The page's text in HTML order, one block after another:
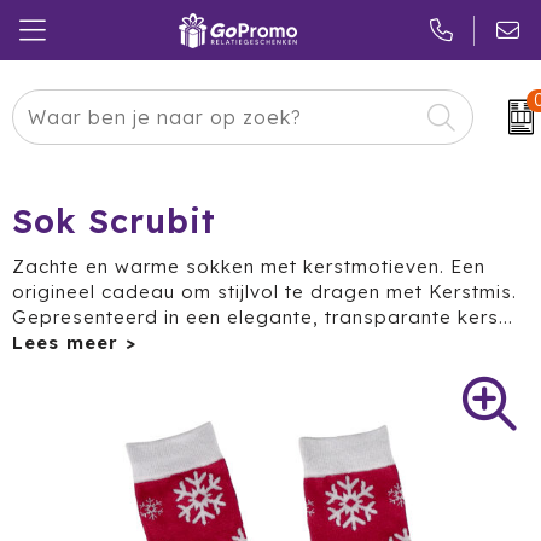
Kerstpakketten
Reclamedragers
Keuken
Eten & Drinken
Carnaval
Koningsdag
Zomer
Pride Month
24 ICE
Air Up
American Tourister
Sok Scrubit
Zachte en warme sokken met kerstmotieven. Een
origineel cadeau om stijlvol te dragen met Kerstmis.
Gepresenteerd in een elegante, transparante kers...